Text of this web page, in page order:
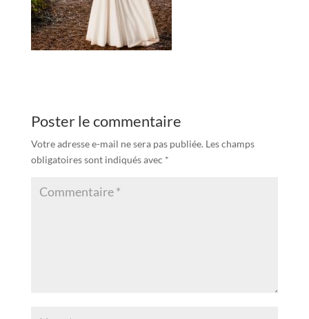
Poster le commentaire
Votre adresse e-mail ne sera pas publiée. Les champs
obligatoires sont indiqués avec *